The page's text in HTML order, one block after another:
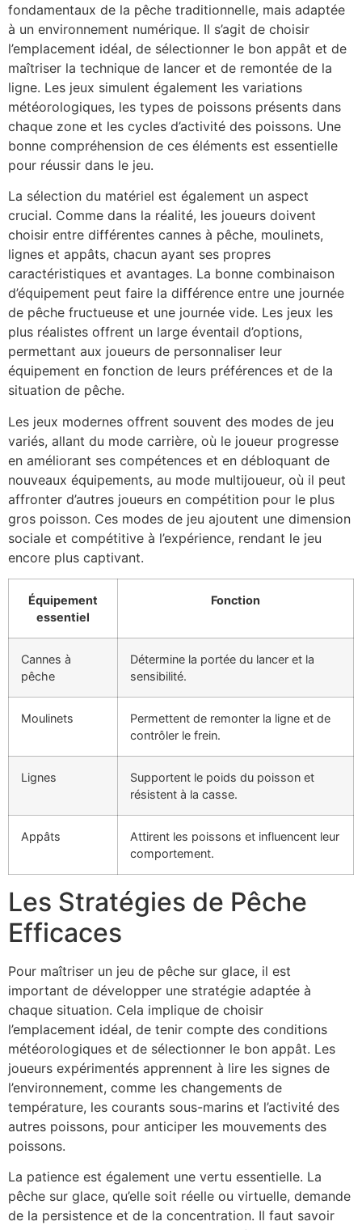
fondamentaux de la pêche traditionnelle, mais adaptée
à un environnement numérique. Il s’agit de choisir
l’emplacement idéal, de sélectionner le bon appât et de
maîtriser la technique de lancer et de remontée de la
ligne. Les jeux simulent également les variations
météorologiques, les types de poissons présents dans
chaque zone et les cycles d’activité des poissons. Une
bonne compréhension de ces éléments est essentielle
pour réussir dans le jeu.
La sélection du matériel est également un aspect
crucial. Comme dans la réalité, les joueurs doivent
choisir entre différentes cannes à pêche, moulinets,
lignes et appâts, chacun ayant ses propres
caractéristiques et avantages. La bonne combinaison
d’équipement peut faire la différence entre une journée
de pêche fructueuse et une journée vide. Les jeux les
plus réalistes offrent un large éventail d’options,
permettant aux joueurs de personnaliser leur
équipement en fonction de leurs préférences et de la
situation de pêche.
Les jeux modernes offrent souvent des modes de jeu
variés, allant du mode carrière, où le joueur progresse
en améliorant ses compétences et en débloquant de
nouveaux équipements, au mode multijoueur, où il peut
affronter d’autres joueurs en compétition pour le plus
gros poisson. Ces modes de jeu ajoutent une dimension
sociale et compétitive à l’expérience, rendant le jeu
encore plus captivant.
Équipement
essentiel
Fonction
Cannes à
pêche
Détermine la portée du lancer et la
sensibilité.
Moulinets
Permettent de remonter la ligne et de
contrôler le frein.
Lignes
Supportent le poids du poisson et
résistent à la casse.
Appâts
Attirent les poissons et influencent leur
comportement.
Les Stratégies de Pêche
Efficaces
Pour maîtriser un jeu de pêche sur glace, il est
important de développer une stratégie adaptée à
chaque situation. Cela implique de choisir
l’emplacement idéal, de tenir compte des conditions
météorologiques et de sélectionner le bon appât. Les
joueurs expérimentés apprennent à lire les signes de
l’environnement, comme les changements de
température, les courants sous-marins et l’activité des
autres poissons, pour anticiper les mouvements des
poissons.
La patience est également une vertu essentielle. La
pêche sur glace, qu’elle soit réelle ou virtuelle, demande
de la persistence et de la concentration. Il faut savoir